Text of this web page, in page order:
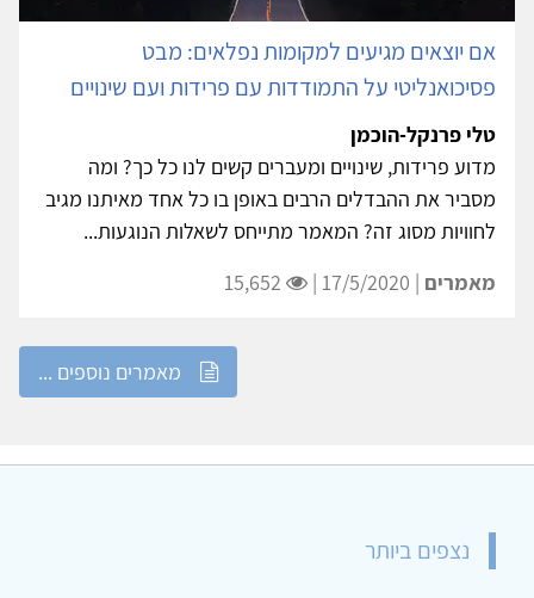
אם יוצאים מגיעים למקומות נפלאים: מבט
פסיכואנליטי על התמודדות עם פרידות ועם שינויים
טלי פרנקל-הוכמן
מדוע פרידות, שינויים ומעברים קשים לנו כל כך? ומה
מסביר את ההבדלים הרבים באופן בו כל אחד מאיתנו מגיב
לחוויות מסוג זה? המאמר מתייחס לשאלות הנוגעות...
מאמרים | 17/5/2020 |
מאמרים נוספים ...
נצפים ביותר